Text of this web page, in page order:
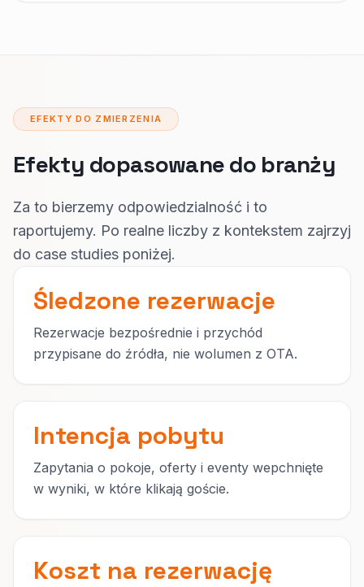
EFEKTY DO ZMIERZENIA
Efekty dopasowane do branży
Za to bierzemy odpowiedzialność i to
raportujemy. Po realne liczby z kontekstem zajrzyj
do case studies poniżej.
Śledzone rezerwacje
Rezerwacje bezpośrednie i przychód
przypisane do źródła, nie wolumen z OTA.
Intencja pobytu
Zapytania o pokoje, oferty i eventy wepchnięte
w wyniki, w które klikają goście.
Koszt na rezerwację